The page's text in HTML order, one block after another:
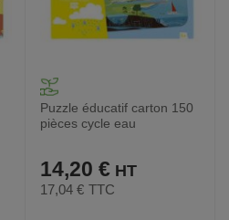
Puzzle éducatif carton 150
pièces cycle eau
14,20 €
17,04 € TTC